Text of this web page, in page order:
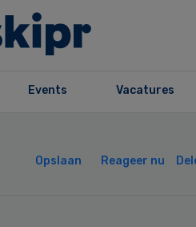
Events Vacatures
Opslaan Reageer nu